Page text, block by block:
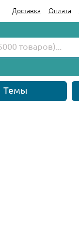
Доставка Оплата
Темы